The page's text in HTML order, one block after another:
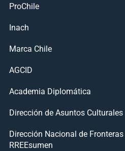
ProChile
Inach
Marca Chile
AGCID
Academia Diplomática
Dirección de Asuntos Culturales
Dirección Nacional de
RREEsumen